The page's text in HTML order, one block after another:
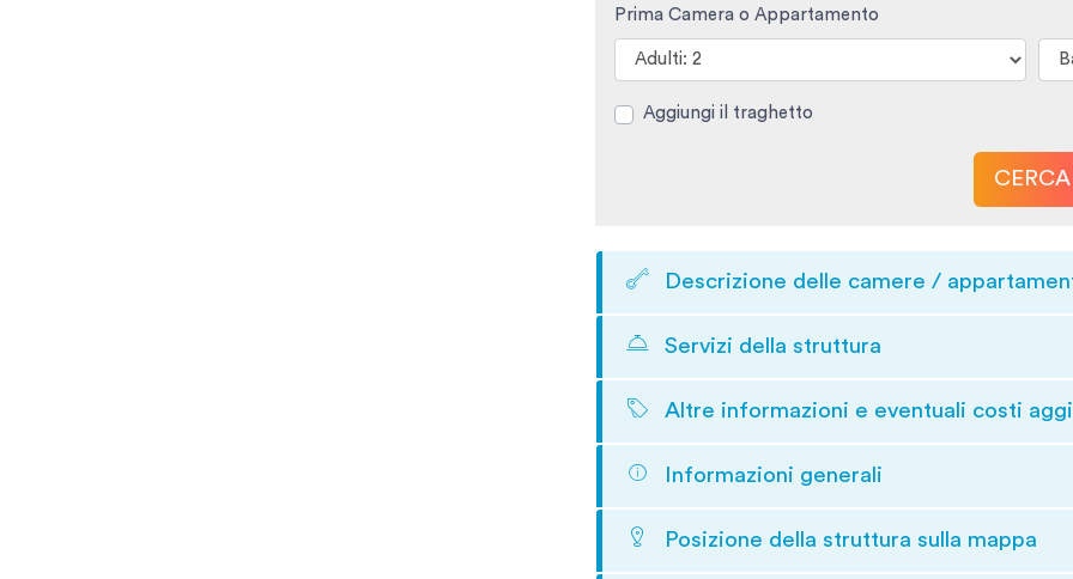
Prima Camera o Appartamento
Aggiungi il traghetto
CERCA
Descrizione delle camere /
Servizi della struttura
Altre informazioni e eventuali costi
Informazioni generali
Posizione della struttura sulla mappa